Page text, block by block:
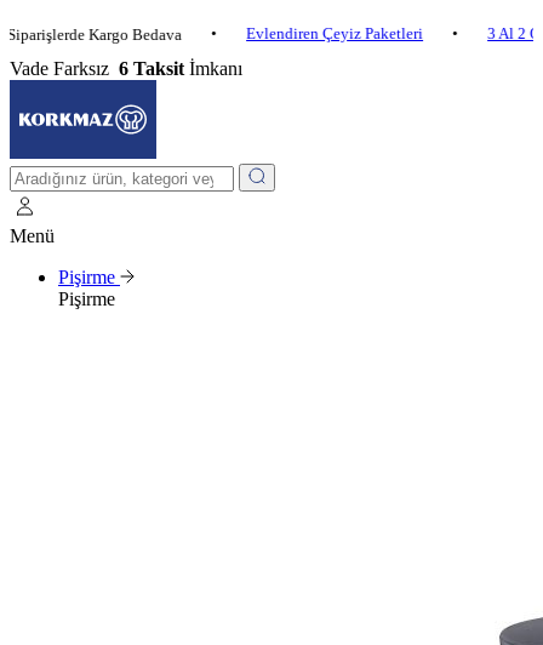
Kargo Bedava • Evlendiren Çeyiz Paketleri • 3 Al 2 Öde •
Vade Farksız 6 Taksit İmkanı
Menü
Pişirme
Pişirme